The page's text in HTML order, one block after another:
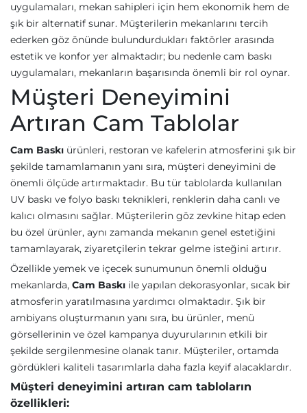
uygulamaları, mekan sahipleri için hem ekonomik hem de
şık bir alternatif sunar. Müşterilerin mekanlarını tercih
ederken göz önünde bulundurdukları faktörler arasında
estetik ve konfor yer almaktadır; bu nedenle cam baskı
uygulamaları, mekanların başarısında önemli bir rol oynar.
Müşteri Deneyimini
Artıran Cam Tablolar
Cam Baskı ürünleri, restoran ve kafelerin atmosferini şık bir
şekilde tamamlamanın yanı sıra, müşteri deneyimini de
önemli ölçüde artırmaktadır. Bu tür tablolarda kullanılan
UV baskı ve folyo baskı teknikleri, renklerin daha canlı ve
kalıcı olmasını sağlar. Müşterilerin göz zevkine hitap eden
bu özel ürünler, aynı zamanda mekanın genel estetiğini
tamamlayarak, ziyaretçilerin tekrar gelme isteğini artırır.
Özellikle yemek ve içecek sunumunun önemli olduğu
mekanlarda, Cam Baskı ile yapılan dekorasyonlar, sıcak bir
atmosferin yaratılmasına yardımcı olmaktadır. Şık bir
ambiyans oluşturmanın yanı sıra, bu ürünler, menü
görsellerinin ve özel kampanya duyurularının etkili bir
şekilde sergilenmesine olanak tanır. Müşteriler, ortamda
gördükleri kaliteli tasarımlarla daha fazla keyif alacaklardır.
Müşteri deneyimini artıran cam tabloların
özellikleri: